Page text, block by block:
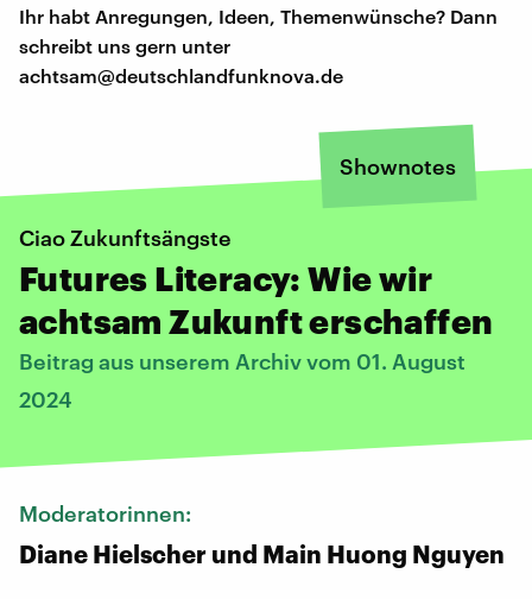
Ihr habt Anregungen, Ideen, Themenwünsche? Dann
schreibt uns gern unter
achtsam@deutschlandfunknova.de
Shownotes
Ciao Zukunftsängste
Futures Literacy: Wie wir
achtsam Zukunft erschaffen
Beitrag aus unserem Archiv vom 01. August
2024
Moderatorinnen:
Diane Hielscher und Main Huong Nguyen